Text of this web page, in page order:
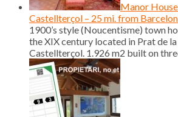
Manor
Castellterçol – 25 mi. from
1900’s style (Noucentisme) town
the XIX century located in Prat de la
Castellterçol. 1.926 m2 built on